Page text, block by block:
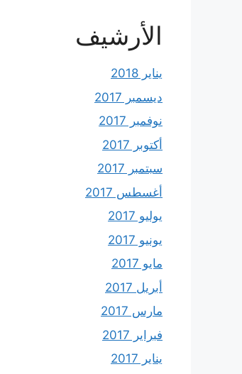
الأرشيف
يناير 2018
ديسمبر 2017
نوفمبر 2017
أكتوبر 2017
سبتمبر 2017
أغسطس 2017
يوليو 2017
يونيو 2017
مايو 2017
أبريل 2017
مارس 2017
فبراير 2017
يناير 2017